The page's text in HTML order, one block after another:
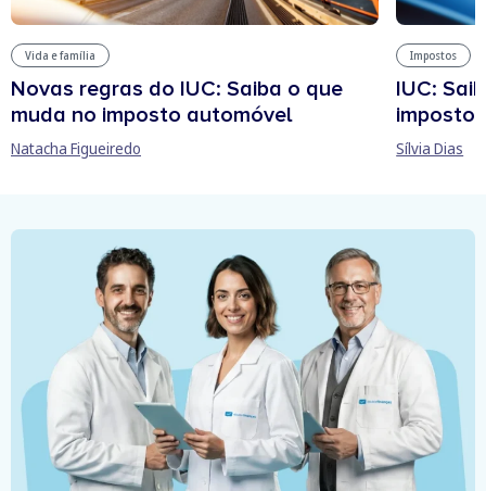
Vida e família
Novas regras do IUC: Saiba o que
muda no imposto automóvel
Natacha Figueiredo
Impostos
IUC:
imposto
Sílvia Dias